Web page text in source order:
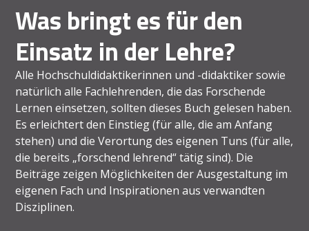
Was bringt es für den
Einsatz in der Lehre?
Alle Hochschuldidaktikerinnen und -didaktiker sowie
natürlich alle Fachlehrenden, die das Forschende
Lernen einsetzen, sollten dieses Buch gelesen haben.
Es erleichtert den Einstieg (für alle, die am Anfang
stehen) und die Verortung des eigenen Tuns (für alle,
die bereits „forschend lehrend“ tätig sind). Die
Beiträge zeigen Möglichkeiten der Ausgestaltung im
eigenen Fach und Inspirationen aus verwandten
Disziplinen.